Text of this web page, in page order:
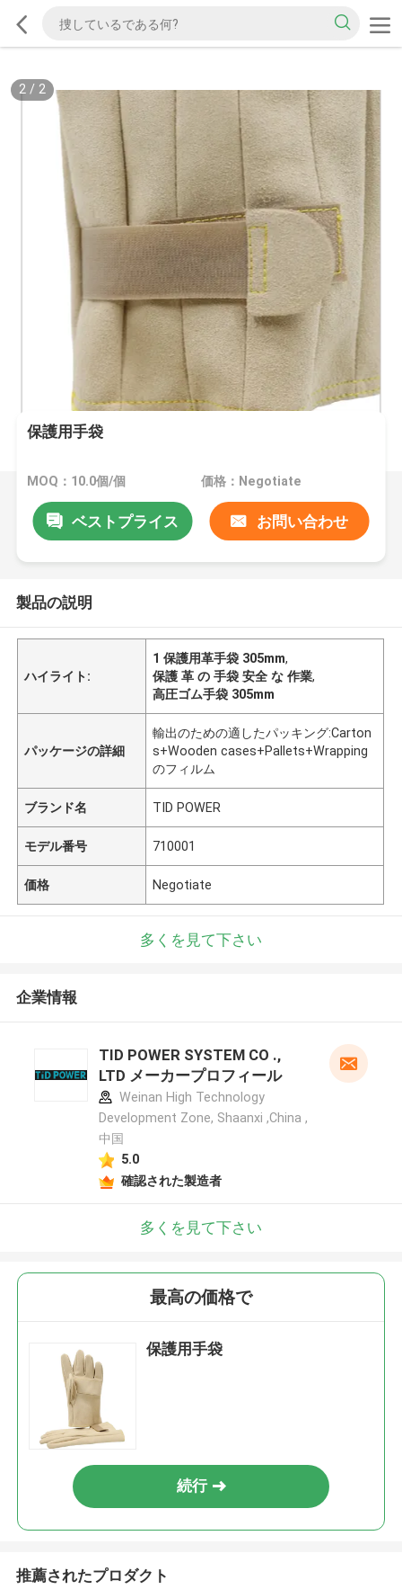
2/ 2
保護用手袋
MOQ：10.0個/個 価格：Negotiate
ベストプライス お問い合わせ
製品の説明
ハイライト:
1 保護用革手袋 305mm,
保護 革 の 手袋 安全 な 作業,
高圧ゴム手袋 305mm
パッケージの詳細
輸出のための適したパッキング:Carton
s+Wooden cases+Pallets+Wrapping
のフィルム
ブランド名 TID POWER
モデル番号 710001
価格 Negotiate
多くを見て下さい
企業情報
TID POWER SYSTEM CO .,
LTD メーカープロフィール
Weinan High Technology
Development Zone, Shaanxi ,China ,
中国
5.0
確認された製造者
多くを見て下さい
最高の価格で
保護用手袋
続行
推薦されたプロダクト